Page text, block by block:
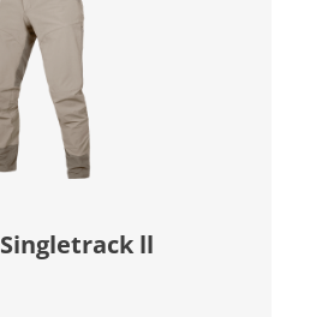
Set (2 articoli) Singletrack ll